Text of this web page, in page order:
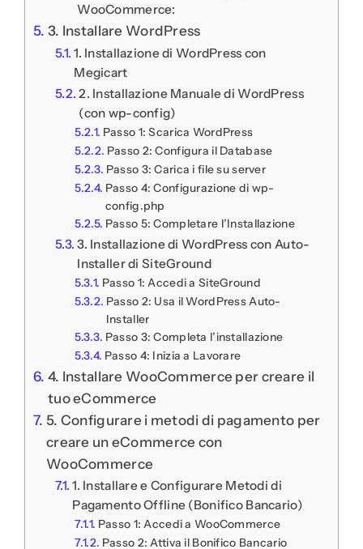
WooCommerce:
3. Installare WordPress
1. Installazione di WordPress con
Megicart
2. Installazione Manuale di WordPress
(con wp-config)
Passo 1: Scarica WordPress
Passo 2: Configura il Database
Passo 3: Carica i file su server
Passo 4: Configurazione di wp-
config.php
Passo 5: Completare l’Installazione
3. Installazione di WordPress con Auto-
Installer di SiteGround
Passo 1: Accedi a SiteGround
Passo 2: Usa il WordPress Auto-
Installer
Passo 3: Completa l’installazione
Passo 4: Inizia a Lavorare
4. Installare WooCommerce per creare il
tuo eCommerce
5. Configurare i metodi di pagamento per
creare un eCommerce con
WooCommerce
1. Installare e Configurare Metodi di
Pagamento Offline (Bonifico Bancario)
Passo 1: Accedi a WooCommerce
Passo 2: Attiva il Bonifico Bancario